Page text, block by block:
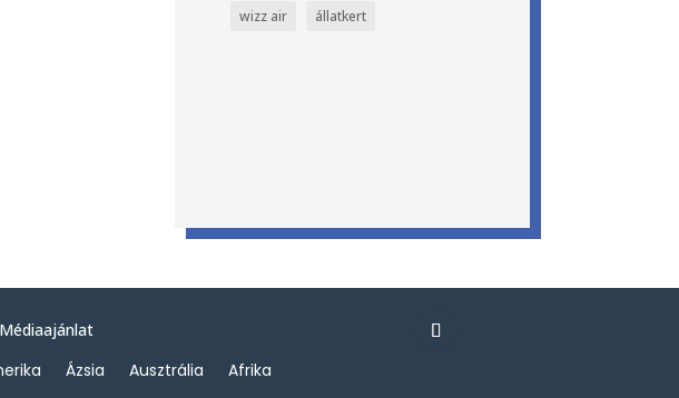
wizz air
állatkert
Médiaajánlat
Ázsia Ausztrália Afrika